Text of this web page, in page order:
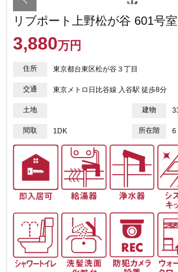
リブポート上野松が谷 601号室
3,880万円
住所 東京都台東区松が谷３丁目
交通 東京メトロ日比谷線 入谷駅 徒歩8分
土地 建物
間取 1DK 所在階 6